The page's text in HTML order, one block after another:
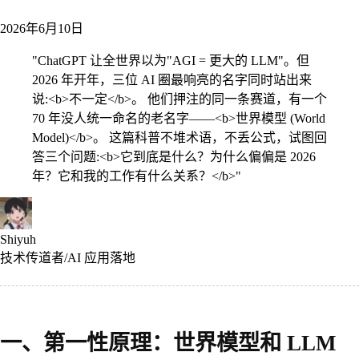
2026年6月10日
"ChatGPT 让全世界以为"AGI = 更大的 LLM"。但
2026 年开年，三位 AI 圈最响亮的名字同时站出来
说:<b>不一定</b>。 他们押注的同一条赛道，有一个
70 年没人统一命名的老名字——<b>世界模型 (World
Model)</b>。 这篇科普不堆术语，不丢公式，试图回
答三个问题:<b>它到底是什么？为什么偏偏是 2026
年？它和我的工作有什么关系？</b>"
Shiyuh
技术传道者/AI 应用落地
一、第一性原理：世界模型和 LLM